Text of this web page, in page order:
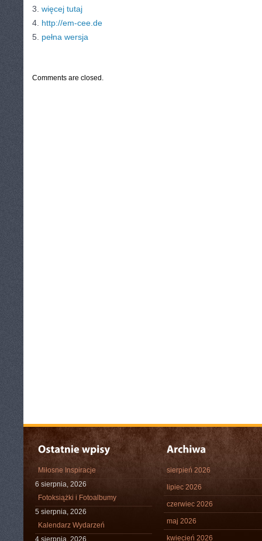
3. więcej tutaj
4. http://em-cee.de
5. pełna wersja
Comments are closed.
Miłosne Inspiracje
6 sierpnia, 2026
Fotoksiążki i Fotoalbumy
5 sierpnia, 2026
Kalendarz Wydarzeń
4 sierpnia, 2026
sierpień 2026
lipiec 2026
czerwiec 2026
maj 2026
kwiecień 2026